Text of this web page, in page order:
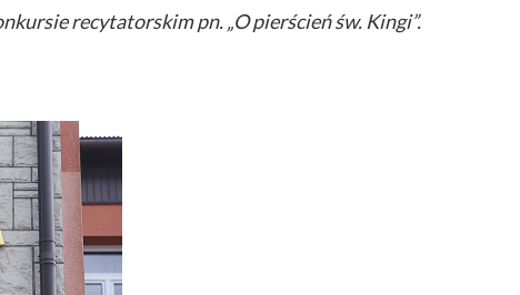
recytatorskim pn. „O pierścień św. Kingi”.